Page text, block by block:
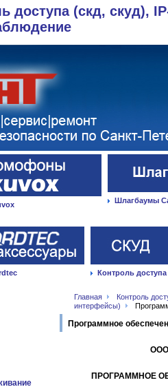
доступа (скд, скуд),
Шлагбаумы
Контроль доступа
Главная Контроль
интерфейсы)
Программное
ООО
ПРОГРАММНОЕ